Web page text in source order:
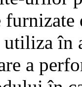
în
a